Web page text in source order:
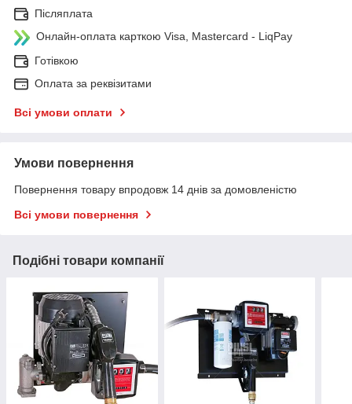
Післяплата
Онлайн-оплата карткою Visa, Mastercard - LiqPay
Готівкою
Оплата за реквізитами
Всі умови оплати
Умови повернення
Повернення товару впродовж 14 днів за домовленістю
Всі умови повернення
Подібні товари компанії